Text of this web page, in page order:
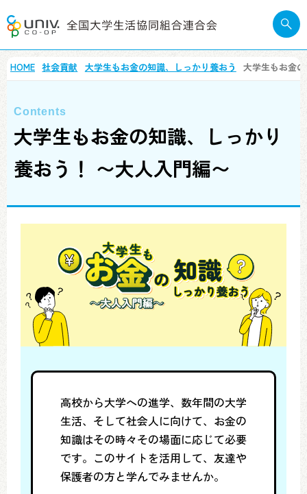
HOME 社会貢献 大学生もお金の知識、しっかり養おう 大学生もお金
大学生もお金の知識、しっかり
養おう！ 〜大人入門編〜
高校から大学への進学、数年間の大学
生活、そして社会人に向けて、お金の
知識はその時々その場面に応じて必要
です。このサイトを活用して、友達や
保護者の方と学んでみませんか。